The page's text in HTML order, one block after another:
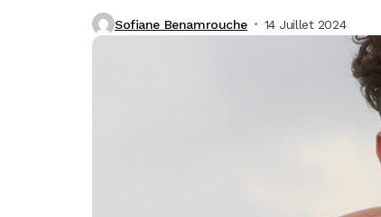
Sofiane Benamrouche 14 Juillet 2024